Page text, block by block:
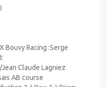
Bouvy Racing :Serge
Jean Claude Lagniez
AB course